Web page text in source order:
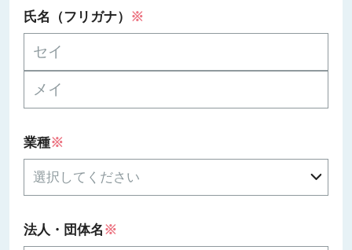
氏名（フリガナ） ※
業種※
法人・団体名 ※